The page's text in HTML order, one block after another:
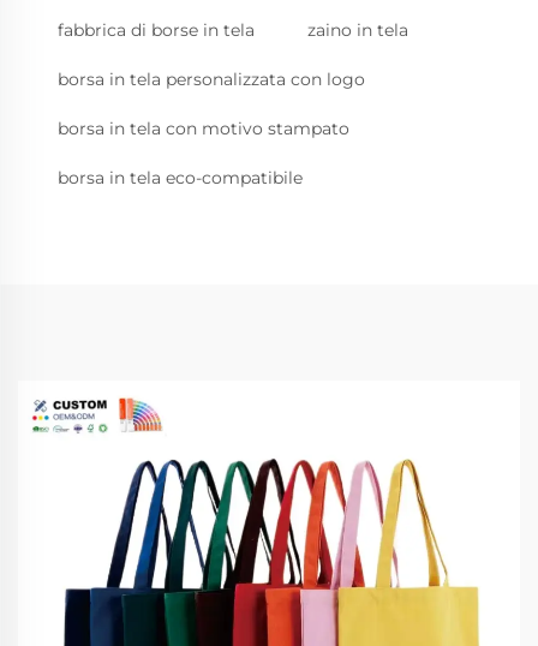
fabbrica di borse in tela zaino in tela
borsa in tela personalizzata con logo
borsa in tela con motivo stampato
borsa in tela eco-compatibile